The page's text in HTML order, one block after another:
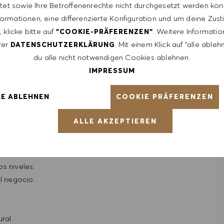
sowie Ihre Betroffenenrechte nicht durchgesetzt werden
eine differenzierte Konfiguration und um deine
klicke bitte auf "COOKIE-PRÄFERENZEN". Weitere
DATENSCHUTZERKLÄRUNG. Mit einem Klick auf "alle
du alle nicht notwendigen Cookies ablehnen.
IMPRESSUM
COOKIE PRÄFERENZEN
ABLEHNEN
ALLE AKZEPTIEREN
continuamente.
de pérdidas y la gestión de existencia.
y la última tecnología.
y asegúrese de que se ejecuten los procedimientos
hospitalidad y atención al cliente, así como un
niveles.
negocio.